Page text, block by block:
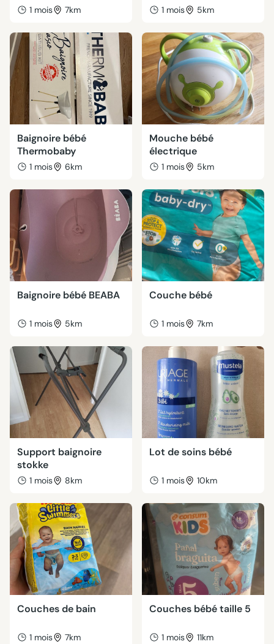
1 mois 7km 1 mois 5km
Baignoire bébé
Thermobaby
1 mois 6km
Mouche bébé
électrique
1 mois 5km
Baignoire bébé BEABA
1 mois 5km
Couche bébé
1 mois 7km
Support baignoire
stokke
1 mois 8km
Lot de soins bébé
1 mois 10km
Couches de bain
1 mois 7km
Couches bébé taille 5
1 mois 11km